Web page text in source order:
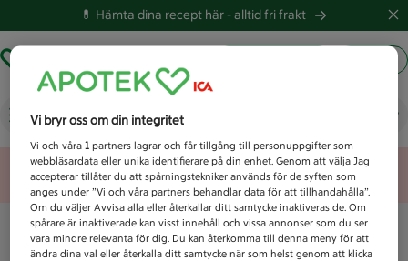
💊 Hämta dina recept här -alltid fri frakt
Vad letar du efter idag?
Unknown error
Vi bryr oss om din integritet
Vi och våra1 partners lagrar och får tillgång till personuppgifter som
webbläsardata eller unika identifierare på din enhet. Genom att välja Jag
accepterar tillåter du att spårningstekniker används för de syften som
anges under ”Vi och våra partners behandlar data för att tillhandahålla”.
Om du väljer Avvisa alla eller återkallar ditt samtycke inaktiveras de. Om
spårare är inaktiverade kan visst innehåll och vissa annonser som du ser
vara mindre relevanta för dig. Du kan återkomma till denna meny för att
ändra dina val eller återkalla ditt samtycke när som helst genom att klicka